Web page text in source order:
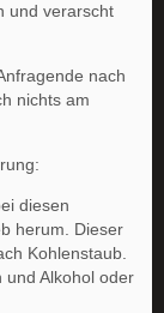
und verarscht
nach
nichts am
diesen
herum. Dieser
Kohlenstaub.
und Alkohol oder